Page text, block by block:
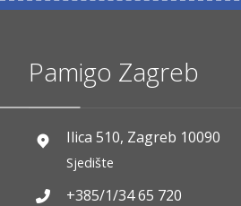
Pamigo Zagreb
Ilica 510, Zagreb 10090
Sjedište
+385/1/34 65 720